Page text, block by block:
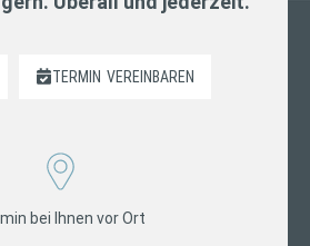
TERMIN VEREINBAREN
bei Ihnen vor Ort